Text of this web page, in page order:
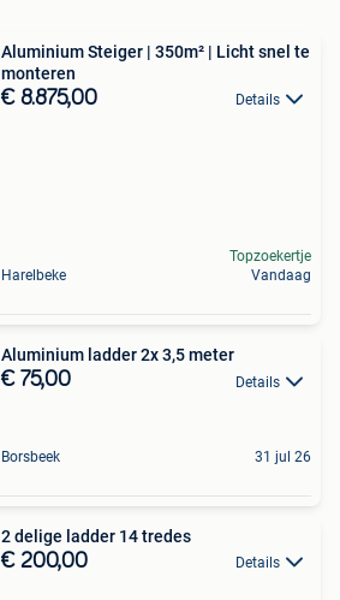
Aluminium Steiger | 350m² | Licht snel te
monteren
€ 8.875,00 Details
Harelbeke
Topzoekertje
Vandaag
Aluminium ladder 2x 3,5 meter
€ 75,00 Details
Borsbeek 31 jul 26
2 delige ladder 14 tredes
€ 200,00 Details